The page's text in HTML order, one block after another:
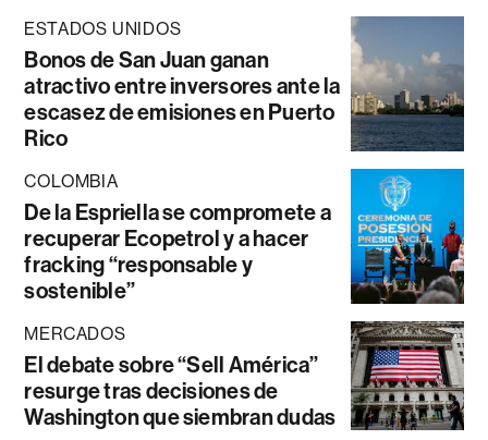
ESTADOS UNIDOS
Bonos de San Juan ganan
atractivo entre inversores ante la
escasez de emisiones en Puerto
Rico
COLOMBIA
De la Espriella se compromete a
recuperar Ecopetrol y a hacer
fracking “responsable y
sostenible”
MERCADOS
El debate sobre “Sell América”
resurge tras decisiones de
Washington que siembran dudas